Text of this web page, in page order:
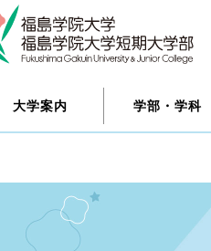
大学案内 学部・学科